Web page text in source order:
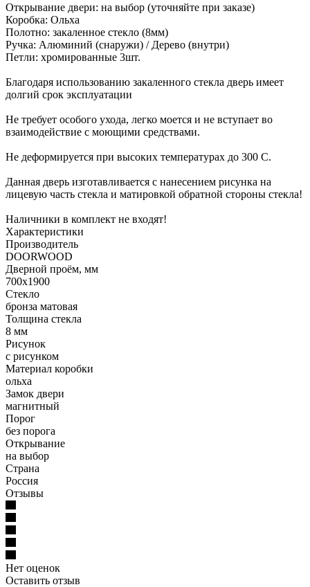
Открывание двери: на выбор (уточняйте при заказе)
Коробка: Ольха
Полотно: закаленное стекло (8мм)
Ручка: Алюминий (снаружи) / Дерево (внутри)
Петли: хромированные 3шт.
Благодаря использованию закаленного стекла дверь имеет
долгий срок эксплуатации
Не требует особого ухода, легко моется и не вступает во
взаимодействие с моющими средствами.
Не деформируется при высоких температурах до 300 С.
Данная дверь изготавливается с нанесением риcунка на
лицевую часть стекла и матировкой обратной стороны стекла!
Наличники в комплект не входят!
Характеристики
Производитель
DOORWOOD
Дверной проём, мм
700х1900
Стекло
бронза матовая
Толщина стекла
8 мм
Рисунок
с рисунком
Материал коробки
ольха
Замок двери
магнитный
Порог
без порога
Открывание
на выбор
Страна
Россия
Отзывы
Нет оценок
Оставить отзыв